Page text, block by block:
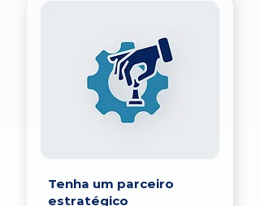
Tenha um parceiro
estratégico